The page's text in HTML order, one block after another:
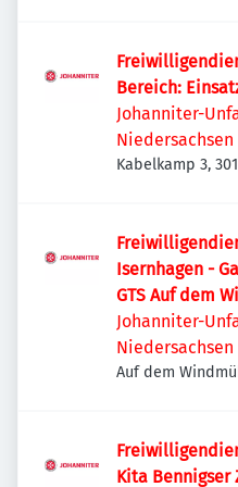
Bereich:
Johanniter-
Kabelkamp 3,
Isernhagen -
GTS Auf dem
Johanniter-
Auf dem
Kita Bennigser